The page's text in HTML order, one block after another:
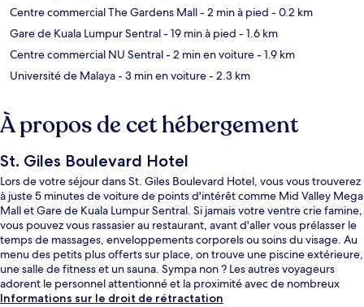
Centre commercial The Gardens Mall- 2 min à pied - 0.2 km
Gare de Kuala Lumpur Sentral- 19 min à pied - 1.6 km
Centre commercial NU Sentral- 2 min en voiture- 1.9 km
Université de Malaya- 3 min en voiture- 2.3 km
À propos de cet hébergement
St. Giles Boulevard Hotel
Lors de votre séjour dans St. Giles Boulevard Hotel, vous vous trouverez
à juste 5 minutes de voiture de points d'intérêt comme Mid Valley Mega
Mall et Gare de Kuala Lumpur Sentral. Si jamais votre ventre crie famine,
vous pouvez vous rassasier au restaurant, avant d'aller vous prélasser le
temps de massages, enveloppements corporels ou soins du visage. Au
menu des petits plus offerts sur place, on trouve une piscine extérieure,
une salle de fitness et un sauna. Sympa non ? Les autres voyageurs
adorent le personnel attentionné et la proximité avec de nombreux
magasins. Les transports publics sont tout proches. Arrêt Bangsar se
Informations sur le droit de rétractation